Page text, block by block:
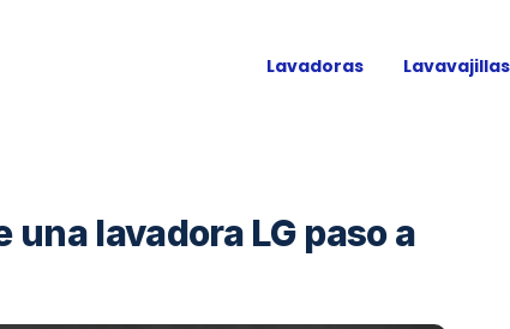
Lavadoras Lavavajillas
lavadora LG paso a